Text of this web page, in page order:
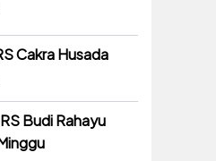
Cakra Husada
Budi Rahayu